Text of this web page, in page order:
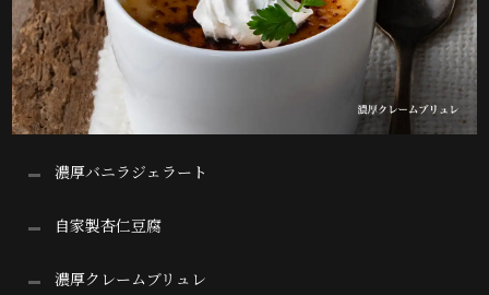
濃厚バニラジェラート
自家製杏仁豆腐
濃厚クレームブリュレ